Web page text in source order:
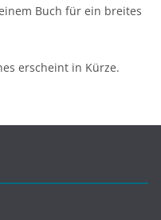
Buch für ein breites
erscheint in Kürze.